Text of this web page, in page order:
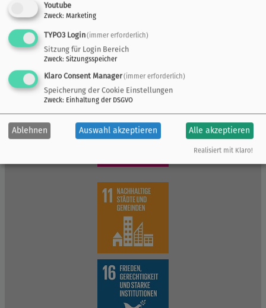
Youtube
Zweck: Marketing
TYPO3 Login(immer erforderlich)
Sitzung für Login Bereich
Zweck: Sitzungsspeicher
Klaro Consent Manager(immer erforderlich)
Speicherung der Cookie Einstellungen
Zweck: Einhaltung der DSGVO
Ablehnen Auswahl akzeptieren Alle akzeptieren
Realisiert mit Klaro!